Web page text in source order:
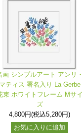
画 シンプルアート アンリ・
マティス 署名入り La Gerbe
束 ホワイトフレーム Mサイ
ズ
4,800円(税込5,280円)
お気に入りに追加